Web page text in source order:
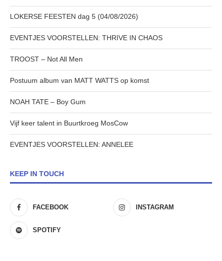
LOKERSE FEESTEN dag 5 (04/08/2026)
EVENTJES VOORSTELLEN: THRIVE IN CHAOS
TROOST – Not All Men
Postuum album van MATT WATTS op komst
NOAH TATE – Boy Gum
Vijf keer talent in Buurtkroeg MosCow
EVENTJES VOORSTELLEN: ANNELEE
KEEP IN TOUCH
FACEBOOK INSTAGRAM
SPOTIFY